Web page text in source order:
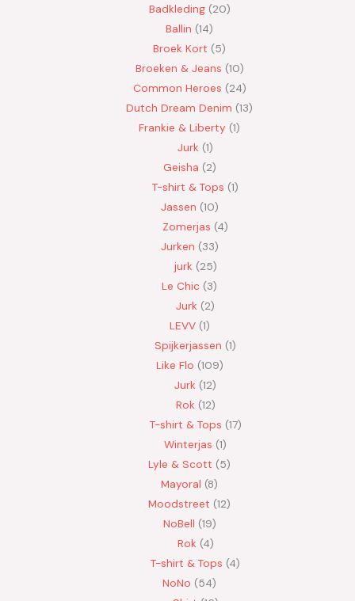
Badkleding 20
Ballin 14
Broek Kort 5
Broeken & Jeans 10
Common Heroes 24
Dutch Dream Denim 13
Frankie & Liberty 1
Jurk 1
Geisha 2
T-shirt & Tops 1
Jassen 10
Zomerjas 4
Jurken 33
jurk 25
Le Chic 3
Jurk 2
LEVV 1
Spijkerjassen 1
Like Flo 109
Jurk 12
Rok 12
T-shirt & Tops 17
Winterjas 1
Lyle & Scott 5
Mayoral 8
Moodstreet 12
NoBell 19
Rok 4
T-shirt & Tops 4
NoNo 54